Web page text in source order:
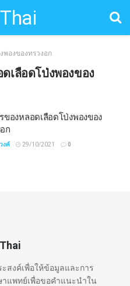
พองของทรวงอก
เลือดโป่งพองของ
ของหลอดเลือดโป่งพองของ
ก
งค์ 29/10/2021 0
สงค์เพื่อให้ข้อมูลและการ
แพทย์เพื่อขอคำแนะนำใน